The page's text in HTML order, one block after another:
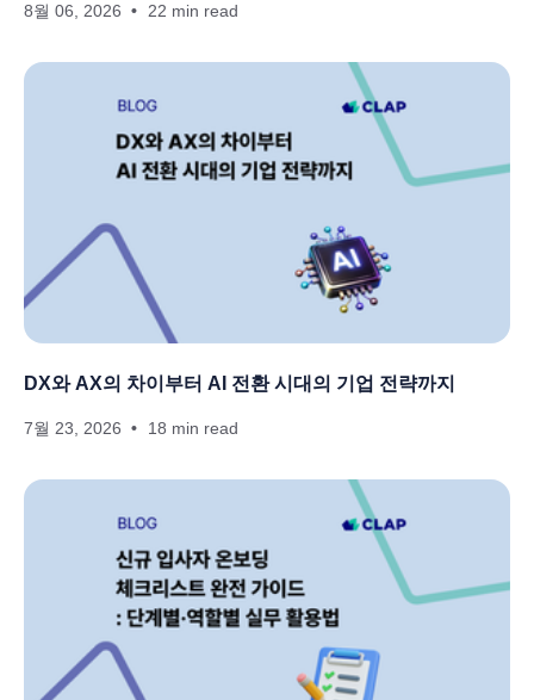
8월 06, 2026 22 min read
DX와 AX의 차이부터 AI 전환 시대의 기업 전략까지
7월 23, 2026 18 min read